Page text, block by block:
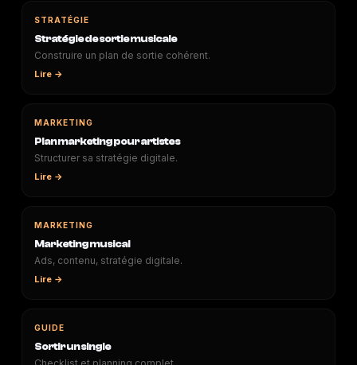
STRATÉGIE
Stratégie de sortie musicale
Construire un plan de sortie cohérent.
Lire →
MARKETING
Plan marketing pour artistes
Structurer sa stratégie digitale.
Lire →
MARKETING
Marketing musical
Ads, contenu, stratégie digitale.
Lire →
GUIDE
Sortir un single